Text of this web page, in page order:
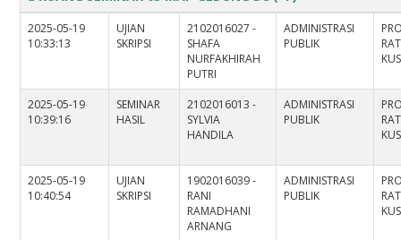
2025-05-19
10:33:13
UJIAN
SKRIPSI
2102016027 -
SHAFA
NURFAKHIRAH
PUTRI
ADMINISTRASI
PUBLIK
2025-05-19
10:39:16
SEMINAR
HASIL
2102016013 -
SYLVIA
HANDILA
ADMINISTRASI
PUBLIK
2025-05-19
10:40:54
UJIAN
SKRIPSI
1902016039 -
RANI
RAMADHANI
ARNANG
ADMINISTRASI
PUBLIK